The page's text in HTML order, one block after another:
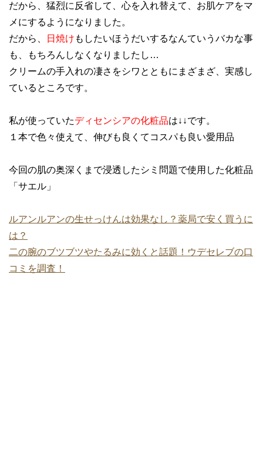
だから、猛烈に反省して、心を入れ替えて、お肌ケアをマ
メにするようになりました。
だから、
日焼け もしたいほうだいするなんていうバカな事
も、もちろんしなくなりましたし…
クリームの手入れの凄さをシワとともにまざまざ、実感し
ているところです。
私が使っていたディセンシアの化粧品は↓↓です。
１本で色々使えて、伸びも良くてコスパも良い愛用品
今回の肌の奥深くまで浸透したシミ問題で使用した化粧品
「サエル」
ルアンルアンの生せっけんは効果なし？薬局で安く買うに
は？
二の腕のブツブツやたるみに効くと話題！ウデセレブの口
コミを調査！